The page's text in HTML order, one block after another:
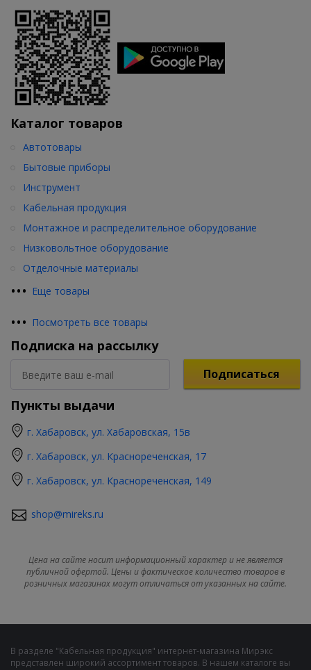
Каталог товаров
••• Еще товары
Автотовары
Бытовые приборы
Инструмент
Кабельная продукция
Монтажное и распределительное оборудование
Низковольтное оборудование
Отделочные материалы
••• Посмотреть все товары
Подписка на рассылку
Подписаться
Пункты выдачи
г. Хабаровск, ул. Хабаровская, 15в
г. Хабаровск, ул. Краснореченская, 17
г. Хабаровск, ул. Краснореченская, 149
shop@mireks.ru
Цена на сайте носит информационный характер и не является
публичной офертой. Цены и фактическое количество товаров в
розничных магазинах могут отличаться от указанных на сайте.
В разделе "Кабельная продукция" интернет-магазина Мирэкс
представлен широкий ассортимент товаров. В нашем каталоге вы